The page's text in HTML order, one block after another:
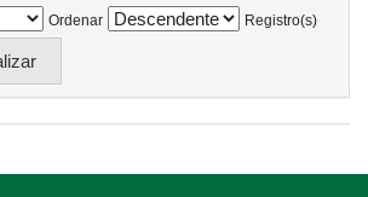
Ordenar
Registro(s)